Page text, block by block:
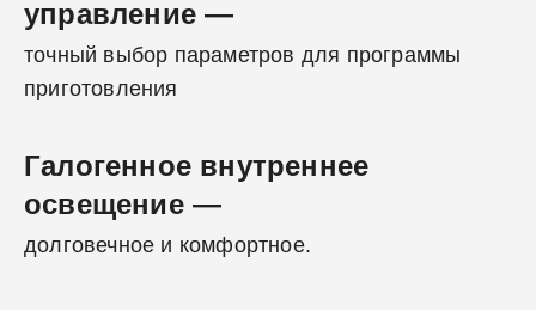
управление —
точный выбор параметров для программы
приготовления
Галогенное внутреннее
освещение —
долговечное и комфортное.